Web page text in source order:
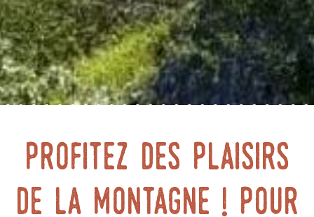
Profitez des plaisirs
de la montagne ! Pour